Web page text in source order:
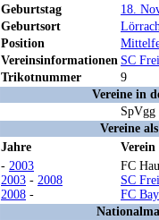
Geburtstag
18.
Geburtsort
Lörrach
Position
Vereinsinformationen SC
Trikotnummer
9
Vereine in
SpVgg
Vereine
Jahre
Verein
- 2003
2003 - 2008
2008 -
FC
SC
FC